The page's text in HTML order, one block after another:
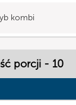
kombi
porcji - 10